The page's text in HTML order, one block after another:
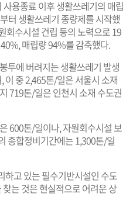
용종료 이후 생활쓰레기의 매립
터 생활쓰레기 종량제를 시작했
회수시설 건립 등의 노력으로 19
매립량 94%를 감축했다.
투에 버려지는 생활쓰레기 발생
이 중 2,465톤/일은 서울시 소재
719톤/일은 인천시 소재 수도권
600톤/일이나, 자원회수시설 보
종합정비기간에는 1,300톤/일
하고 있는 필수기반시설인 수도
는 것은 현실적으로 어려운 상